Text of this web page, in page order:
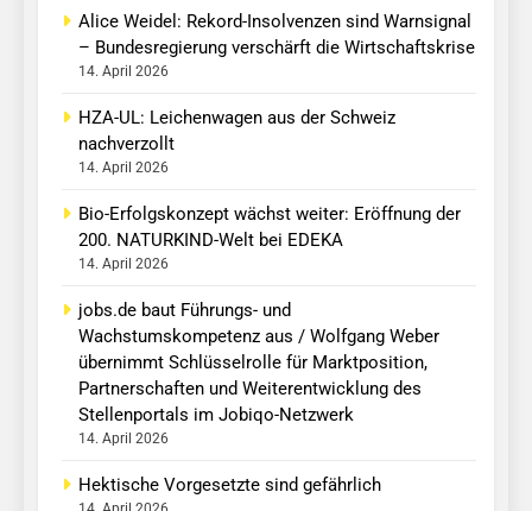
Alice Weidel: Rekord-Insolvenzen sind Warnsignal
– Bundesregierung verschärft die Wirtschaftskrise
14. April 2026
HZA-UL: Leichenwagen aus der Schweiz
nachverzollt
14. April 2026
Bio-Erfolgskonzept wächst weiter: Eröffnung der
200. NATURKIND-Welt bei EDEKA
14. April 2026
jobs.de baut Führungs- und
Wachstumskompetenz aus / Wolfgang Weber
übernimmt Schlüsselrolle für Marktposition,
Partnerschaften und Weiterentwicklung des
Stellenportals im Jobiqo-Netzwerk
14. April 2026
Hektische Vorgesetzte sind gefährlich